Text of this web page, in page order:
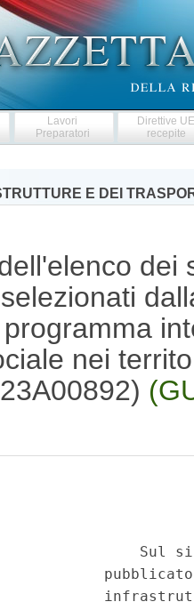
Lavori
Preparatori
Direttive
recepite
E DEI
dei
nei